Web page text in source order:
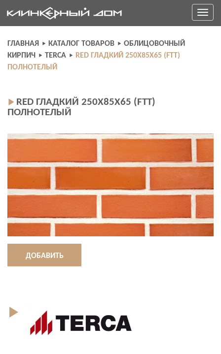
to
content
Toggle
ГЛАВНАЯ КАТАЛОГ ТОВАРОВ
ОБЛИЦОВОЧНЫЙ
КИРПИЧ
TERCA
RED ГЛАДКИЙ 250X85X65 (FТТ)
ПОЛНОТЕЛЫЙ
RED ГЛАДКИЙ 250X85X65 (FТТ)
ПОЛНОТЕЛЫЙ
ДОБАВИТЬ